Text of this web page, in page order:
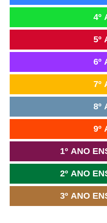
4º
5º
6º
7º
8º
9º
1º ANO
2º ANO
3º ANO